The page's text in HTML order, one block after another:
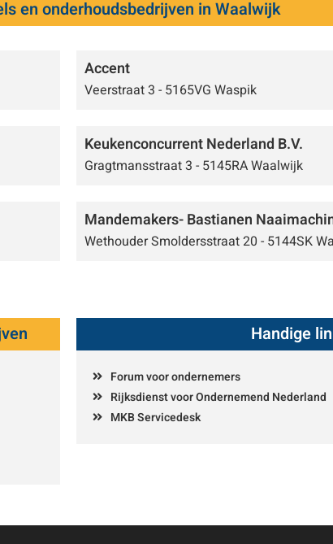
en onderhoudsbedrijven in Waalwijk
Accent
Veerstraat 3 - 5165VG Waspik
Keukenconcurrent Nederland B.V.
Gragtmansstraat 3 - 5145RA Waalwijk
Mandemakers- Bastianen
Wethouder Smoldersstraat 20 - 5144SK
Handige
Forum voor ondernemers
Rijksdienst voor Ondernemend Nederland
MKB Servicedesk